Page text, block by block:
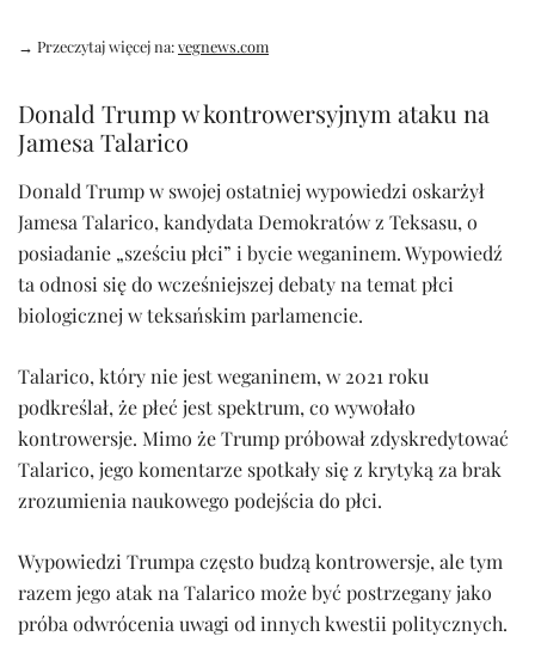
→ Przeczytaj więcej na:vegnews.com
Donald Trump w kontrowersyjnym ataku na
Jamesa Talarico
Donald Trump w swojej ostatniej wypowiedzi oskarżył
Jamesa Talarico, kandydata Demokratów z Teksasu, o
posiadanie „sześciu płci” i bycie weganinem. Wypowiedź
ta odnosi się do wcześniejszej debaty na temat płci
biologicznej w teksańskim parlamencie.
Talarico, który nie jest weganinem, w 2021 roku
podkreślał, że płeć jest spektrum, co wywołało
kontrowersje. Mimo że Trump próbował zdyskredytować
Talarico, jego komentarze spotkały się z krytyką za brak
zrozumienia naukowego podejścia do płci.
Wypowiedzi Trumpa często budzą kontrowersje, ale tym
razem jego atak na Talarico może być postrzegany jako
próba odwrócenia uwagi od innych kwestii politycznych.